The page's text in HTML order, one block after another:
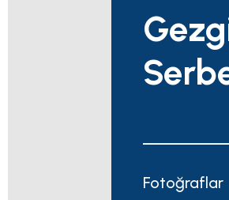
Fotoğraflar